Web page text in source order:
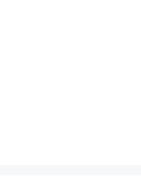
信息以及专业研究
我国水利建设行业
势、行业技术等背
国水利建设行业兼
行业兼并重组将面
利建设行业兼并重
行业今后的发展与
烈的市场竞争中洞
经营策略，为战略
司领导层做战略规
科学的决策依据。
公司领衔撰写，在
依据了国家统计
电材料、光伏材
略新兴产业。作为
的典型代表，能源
车、纺织等下游产
能源安全与制造业
技术水平直接决